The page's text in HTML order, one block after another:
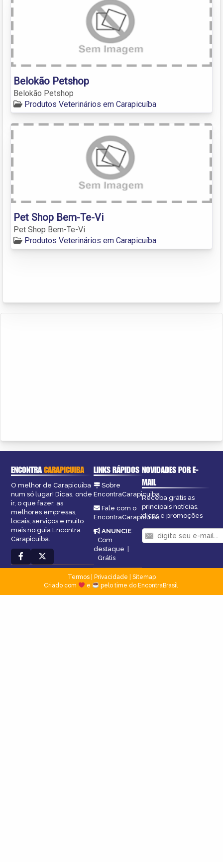
Belokão Petshop
Belokão Petshop
Produtos Veterinários em Carapicuíba
Pet Shop Bem-Te-Vi
Pet Shop Bem-Te-Vi
Produtos Veterinários em Carapicuíba
ENCONTRACARAPICUIBA
O melhor de Carapicuiba
num só lugar! Dicas, onde
ir, o que fazer, as
melhores empresas,
locais, serviços e muito
mais no guia Encontra
Carapicuiba.
LINKS RÁPIDOS
Sobre
EncontraCarapicuiba
Fale com o
EncontraCarapicuiba
ANUNCIE:
Com
destaque |
Grátis
NOVIDADES POR E-
MAIL
Receba grátis as
principais notícias,
dicas e promoções
Termos| Privacidade
Sitemap
Criado com
e pelo time do EncontraBrasil